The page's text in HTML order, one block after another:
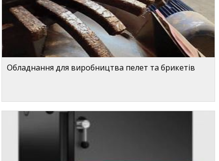
Обладнання для виробництва пелет та брикетів